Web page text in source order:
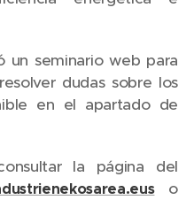
un seminario web para
dudas sobre los
en el apartado de
la página del
o